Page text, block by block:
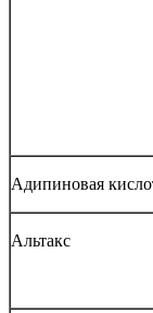
Адипиновая
Альтакс